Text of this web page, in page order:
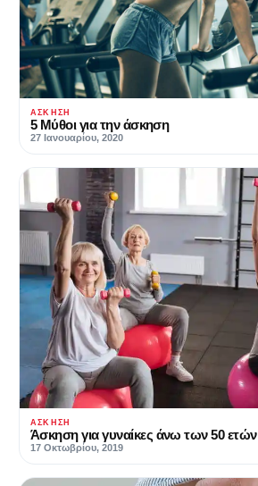
ΆΣΚΗΣΗ
5 Μύθοι για την άσκηση
27 Ιανουαρίου, 2020
ΆΣΚΗΣΗ
Άσκηση για γυναίκες άνω των 50 ετών
17 Οκτωβρίου, 2019